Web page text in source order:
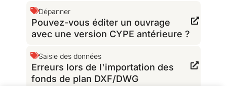
Dépanner
Pouvez-vous éditer un ouvrage
avec une version CYPE antérieure ?
Saisie des données
Erreurs lors de l'importation des
fonds de plan DXF/DWG